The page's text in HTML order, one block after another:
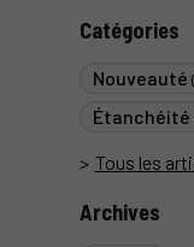
Catégories
Nouveauté
Tous les
Archives